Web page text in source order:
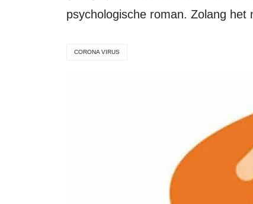
psychologische roman. Zolang het
CORONA VIRUS